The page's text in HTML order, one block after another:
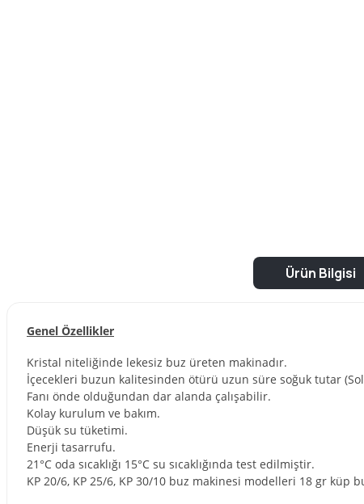
Ürün Bilgisi
Genel Özellikler
Kristal niteliğinde lekesiz buz üreten makinadır.
İçecekleri buzun kalitesinden ötürü uzun süre soğuk tutar
Fanı önde olduğundan dar alanda çalışabilir.
Kolay kurulum ve bakım.
Düşük su tüketimi.
Enerji tasarrufu.
21°C oda sıcaklığı 15°C su sıcaklığında test edilmiştir.
KP 20/6, KP 25/6, KP 30/10 buz makinesi modelleri 18 gr küp